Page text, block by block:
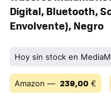
Digital, Bluetooth,
Envolvente), Negro
Hoy sin stock en
Amazon — 239,00 €